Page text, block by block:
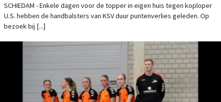
SCHIEDAM - Enkele dagen voor de topper in eigen huis tegen koploper
U.S. hebben de handbalsters van KSV duur puntenverlies geleden. Op
bezoek bij [...]